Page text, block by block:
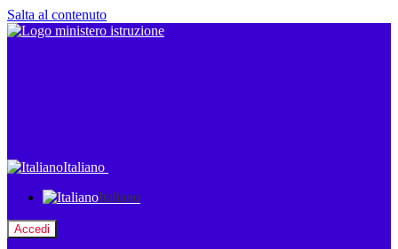
Salta al contenuto
Italiano
Italiano
Accedi